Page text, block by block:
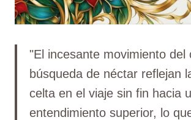
"El incesante movimiento del
búsqueda de néctar reflejan
celta en el viaje sin fin hacia
entendimiento superior, lo